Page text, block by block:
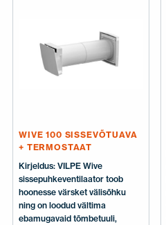
WIVE 100 SISSEVÕTUAVA
+ TERMOSTAAT
Kirjeldus: VILPE Wive
sissepuhkeventilaator toob
hoonesse värsket välisõhku
ning on loodud vältima
ebamugavaid tõmbetuuli,